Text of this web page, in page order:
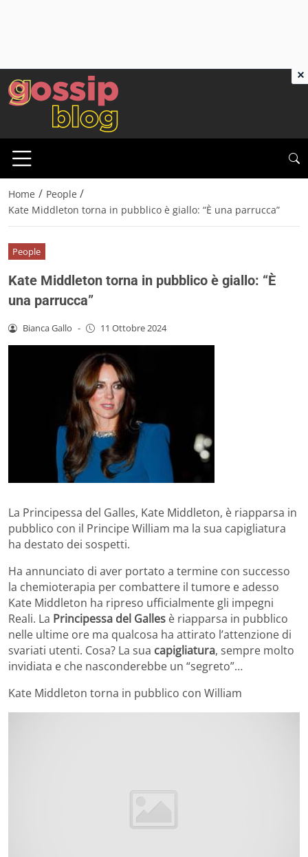
Home / People /
Kate Middleton torna in pubblico è giallo: “È una parrucca”
People
Kate Middleton torna in pubblico è giallo: “È
una parrucca”
Bianca Gallo - 11 Ottobre 2024
La Principessa del Galles, Kate Middleton, è riapparsa in
pubblico con il Principe William ma la sua capigliatura
ha destato dei sospetti.
Ha annunciato di aver portato a termine con successo
la chemioterapia per combattere il tumore e adesso
Kate Middleton ha ripreso ufficialmente gli impegni
Reali. La Principessa del Galles è riapparsa in pubblico
nelle ultime ore ma qualcosa ha attirato l’attenzione di
svariati utenti. Cosa? La sua capigliatura, sempre molto
invidiata e che nasconderebbe un “segreto”…
Kate Middleton torna in pubblico con William
×